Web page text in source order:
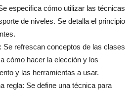
especifica cómo utilizar las técnicas
de niveles. Se detalla el principio
Se refrescan conceptos de las clases
cómo hacer la elección y los
y las herramientas a usar.
regla: Se define una técnica para